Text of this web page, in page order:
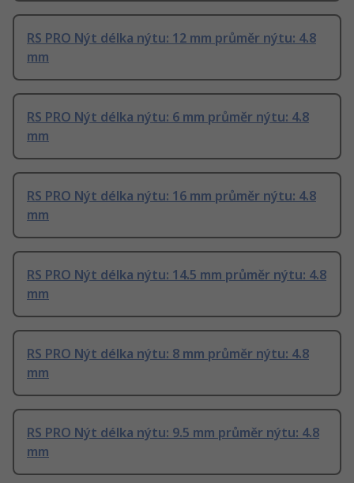
RS PRO Nýt délka nýtu: 12 mm průměr nýtu: 4.8
mm
RS PRO Nýt délka nýtu: 6 mm průměr nýtu: 4.8
mm
RS PRO Nýt délka nýtu: 16 mm průměr nýtu: 4.8
mm
RS PRO Nýt délka nýtu: 14.5 mm průměr nýtu: 4.8
mm
RS PRO Nýt délka nýtu: 8 mm průměr nýtu: 4.8
mm
RS PRO Nýt délka nýtu: 9.5 mm průměr nýtu: 4.8
mm